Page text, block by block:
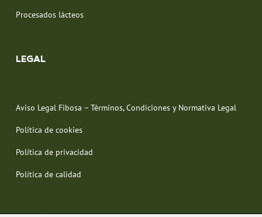
Procesados lácteos
LEGAL
Aviso Legal Fibosa – Términos, Condiciones y Normativa Legal
Política de cookies
Política de privacidad
Política de calidad